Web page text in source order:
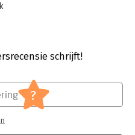
schrijft!
?